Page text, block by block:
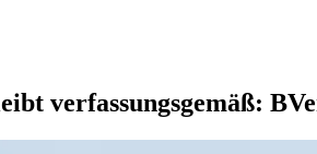
verfassungsgemäß: